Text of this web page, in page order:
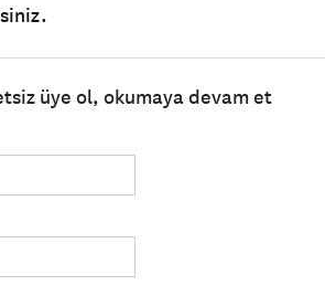
üye ol, okumaya devam et